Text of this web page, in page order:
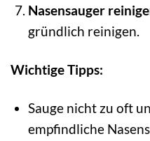
Nasensauger
gründlich reinigen.
Wichtige Tipps:
Sauge nicht zu oft
empfindliche